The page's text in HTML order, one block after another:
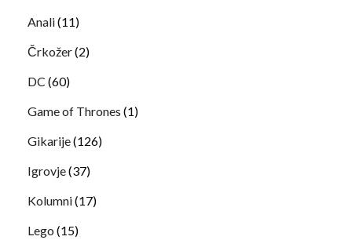
Anali(11)
Črkožer(2)
DC (60)
Game of Thrones (1)
Gikarije(126)
Igrovje(37)
Kolumni(17)
Lego (15)